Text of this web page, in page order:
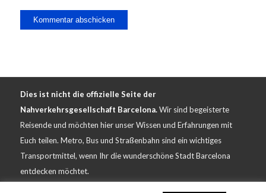
Dies ist nicht die offizielle Seite der
Nahverkehrsgesellschaft Barcelona.Wir sind begeisterte
Reisende und möchten hier unser Wissen und Erfahrungen mit
Euch teilen. Metro, Bus und Straßenbahn sind ein wichtiges
Transportmittel, wenn Ihr die wunderschöne Stadt Barcelona
entdecken möchtet.